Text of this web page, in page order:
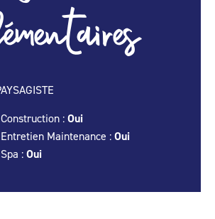
: Oui
Maintenance : Oui
: Oui